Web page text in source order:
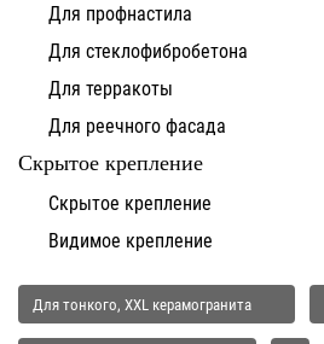
Для профнастила
Для стеклофибробетона
Для терракоты
Для реечного фасада
Скрытое крепление
Скрытое крепление
Видимое крепление
Для тонкого, XXL керамогранита